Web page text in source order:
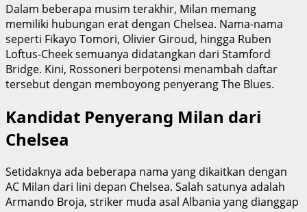
Dalam beberapa musim terakhir, Milan memang
memiliki hubungan erat dengan Chelsea. Nama-nama
seperti Fikayo Tomori, Olivier Giroud, hingga Ruben
Loftus-Cheek semuanya didatangkan dari Stamford
Bridge. Kini, Rossoneri berpotensi menambah daftar
tersebut dengan memboyong penyerang The Blues.
Kandidat Penyerang Milan dari
Chelsea
Setidaknya ada beberapa nama yang dikaitkan dengan
AC Milan dari lini depan Chelsea. Salah satunya adalah
Armando Broja, striker muda asal Albania yang dianggap